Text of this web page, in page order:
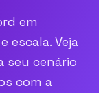
em
escala. Veja
seu cenário
com a